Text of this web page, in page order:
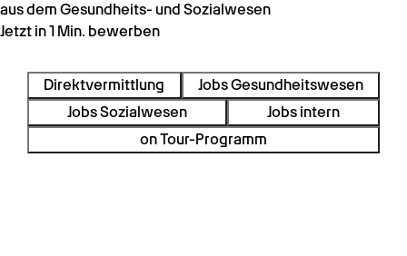
aus dem Gesundheits- und Sozialwesen
Jetzt in 1 Min. bewerben
Direktvermittlung
Jobs Gesundheitswesen
Jobs Sozialwesen
Jobs intern
on Tour-Programm